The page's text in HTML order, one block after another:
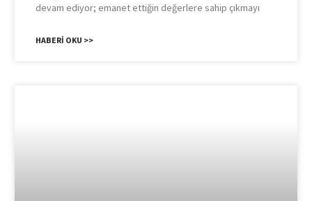
devam ediyor; emanet ettiğin değerlere sahip çıkmayı
HABERI OKU >>